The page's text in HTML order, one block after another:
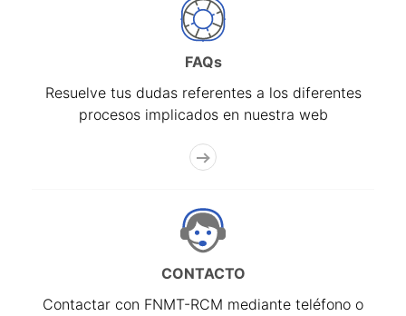
FAQs
Resuelve tus dudas referentes a los diferentes
procesos implicados en nuestra web
CONTACTO
Contactar con FNMT-RCM mediante teléfono o